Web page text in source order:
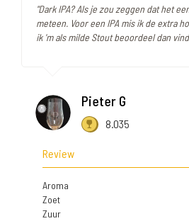
"Dark IPA? Als je zou zeggen dat het
meteen. Voor een IPA mis ik de extra
ik 'm als milde Stout beoordeel dan
Pieter G
8.035
Review
Aroma
Zoet
Zuur